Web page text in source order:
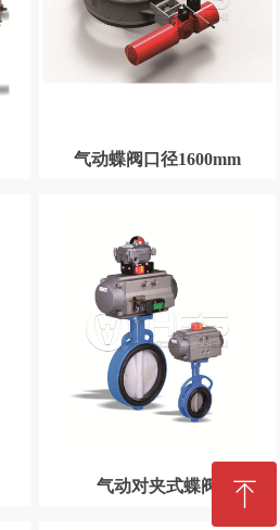
气动蝶阀口径1600mm
气动对夹式蝶阀 ꁸ